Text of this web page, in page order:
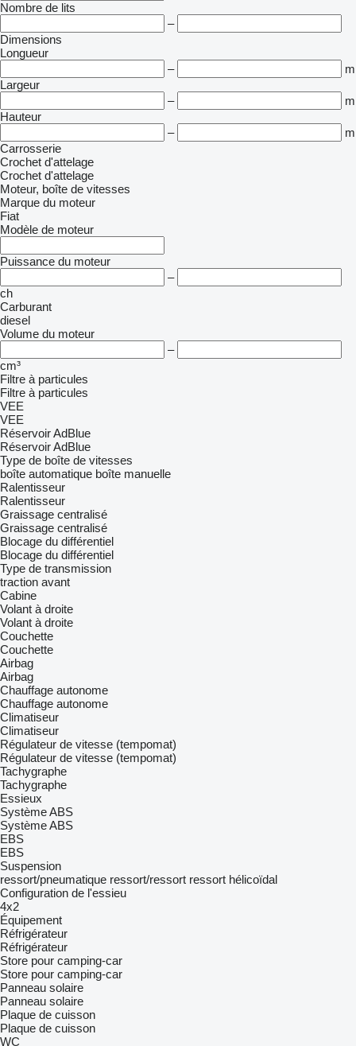
Nombre de lits
–
Dimensions
Longueur
–
m
Largeur
–
m
Hauteur
–
m
Carrosserie
Crochet d'attelage
Crochet d'attelage
Moteur, boîte de vitesses
Marque du moteur
Fiat
Modèle de moteur
Puissance du moteur
–
ch
Carburant
diesel
Volume du moteur
–
cm³
Filtre à particules
Filtre à particules
VEE
VEE
Réservoir AdBlue
Réservoir AdBlue
Type de boîte de vitesses
boîte automatique boîte manuelle
Ralentisseur
Ralentisseur
Graissage centralisé
Graissage centralisé
Blocage du différentiel
Blocage du différentiel
Type de transmission
traction avant
Cabine
Volant à droite
Volant à droite
Couchette
Couchette
Airbag
Airbag
Chauffage autonome
Chauffage autonome
Climatiseur
Climatiseur
Régulateur de vitesse (tempomat)
Régulateur de vitesse (tempomat)
Tachygraphe
Tachygraphe
Essieux
Système ABS
Système ABS
EBS
EBS
Suspension
ressort/pneumatique ressort/ressort ressort hélicoïdal
Configuration de l'essieu
4x2
Équipement
Réfrigérateur
Réfrigérateur
Store pour camping-car
Store pour camping-car
Panneau solaire
Panneau solaire
Plaque de cuisson
Plaque de cuisson
WC